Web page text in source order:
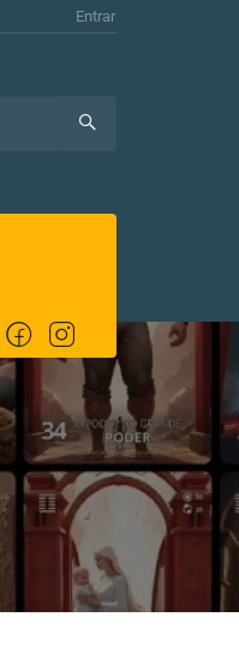
Entrar